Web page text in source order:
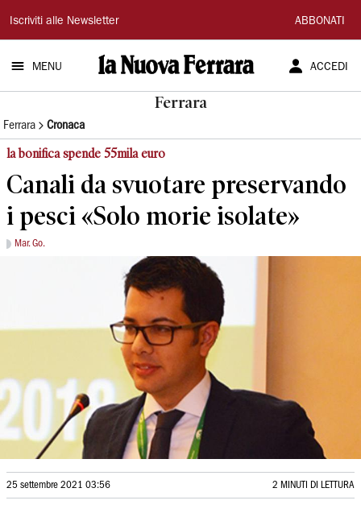
La
Nuova
Ferrara
Iscriviti alle Newsletter ABBONATI
MENU ACCEDI
Ferrara
Ferrara Cronaca
la bonifica spende 55mila euro
Canali da svuotare preservando
i pesci «Solo morie isolate»
Mar. Go.
25 settembre 2021 03:56 2 MINUTI DI LETTURA